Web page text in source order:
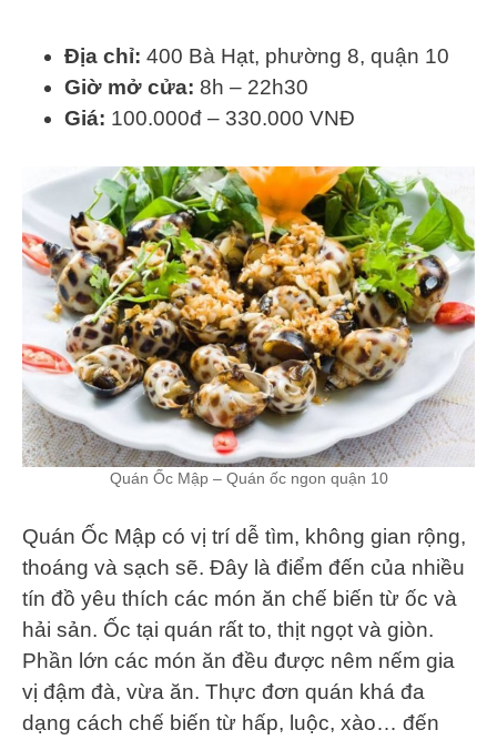
Địa chỉ: 400 Bà Hạt, phường 8, quận 10
Giờ mở cửa: 8h – 22h30
Giá: 100.000đ – 330.000 VNĐ
Quán Ốc Mập – Quán ốc ngon quận 10
Quán Ốc Mập có vị trí dễ tìm, không gian rộng,
thoáng và sạch sẽ. Đây là điểm đến của nhiều
tín đồ yêu thích các món ăn chế biến từ ốc và
hải sản. Ốc tại quán rất to, thịt ngọt và giòn.
Phần lớn các món ăn đều được nêm nếm gia
vị đậm đà, vừa ăn. Thực đơn quán khá đa
dạng cách chế biến từ hấp, luộc, xào… đến